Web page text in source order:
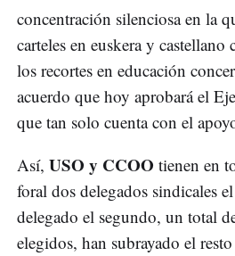
concentración silenciosa en la
carteles en euskera y
los recortes en educación
acuerdo que hoy aprobará el
que tan solo cuenta con el
Así, USO y CCOO tienen en
foral dos delegados sindicales
delegado el segundo, un total
elegidos, han subrayado el